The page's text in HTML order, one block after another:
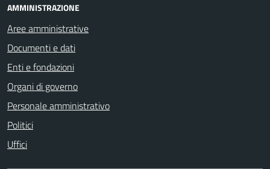
AMMINISTRAZIONE
Aree amministrative
Documenti e dati
Enti e fondazioni
Organi di governo
Personale amministrativo
Politici
Uffici